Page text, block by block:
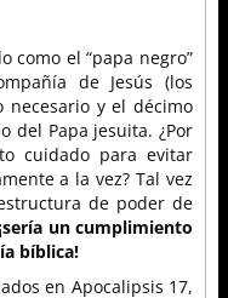
como el “papa negro”
de Jesús (los
necesario y el décimo
del Papa jesuita. ¿Por
cuidado para evitar
a la vez? Tal vez
de poder de
un cumplimiento
bíblica!
en Apocalipsis 17,